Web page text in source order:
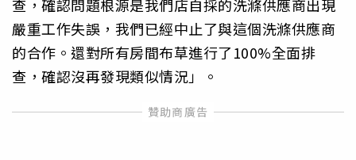
查，確認問題根源是我們店自採的洗滌供應商出現
嚴重工作失誤，我們已經中止了與這個洗滌供應商
的合作。還對所有房間布草進行了100%全面排
查，確認沒再發現類似情況」。